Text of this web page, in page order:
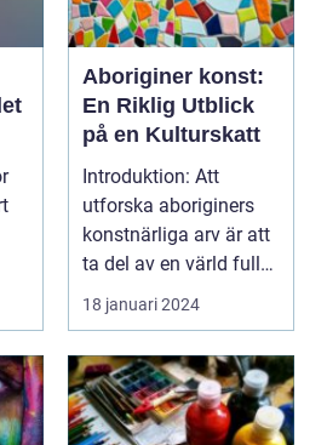
Aboriginer konst:
En Riklig Utblick
på en Kulturskatt
Introduktion: Att
utforska aboriginers
konstnärliga arv är att
ta del av en värld full
av rikedom oc...
18 januari 2024